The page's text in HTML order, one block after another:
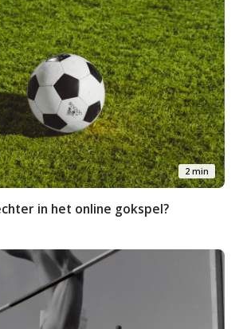
2 min
in het online gokspel?